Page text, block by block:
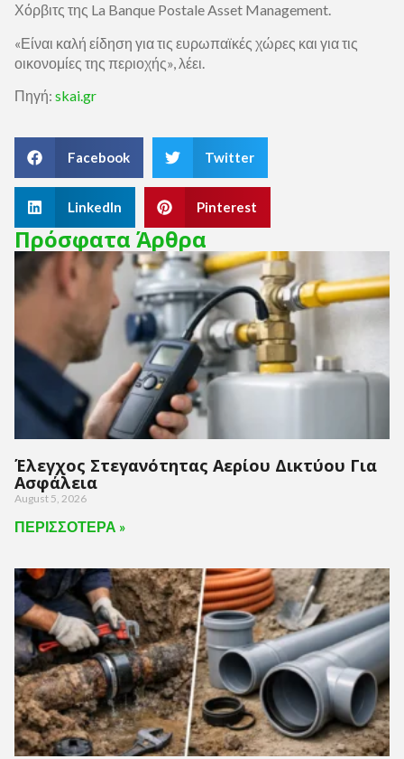
Χόρβιτς της La Banque Postale Asset Management.
«Είναι καλή είδηση για τις ευρωπαϊκές χώρες και για τις
οικονομίες της περιοχής», λέει.
Πηγή: skai.gr
Facebook Twitter
LinkedIn Pinterest
Πρόσφατα Άρθρα
Έλεγχος Στεγανότητας Αερίου Δικτύου Για
Ασφάλεια
August 5, 2026
ΠΕΡΙΣΣΟΤΕΡΑ »